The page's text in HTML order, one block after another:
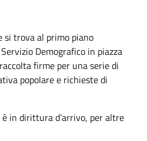
si trova al primo piano
Demografico in piazza
firme per una serie di
popolare e richieste di
in dirittura d’arrivo, per altre